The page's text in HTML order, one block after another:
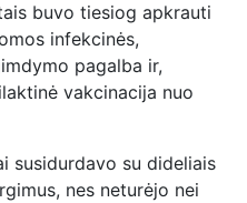
buvo tiesiog apkrauti
infekcinės,
pagalba ir,
vakcinacija nuo
susidurdavo su dideliais
nes neturėjo nei